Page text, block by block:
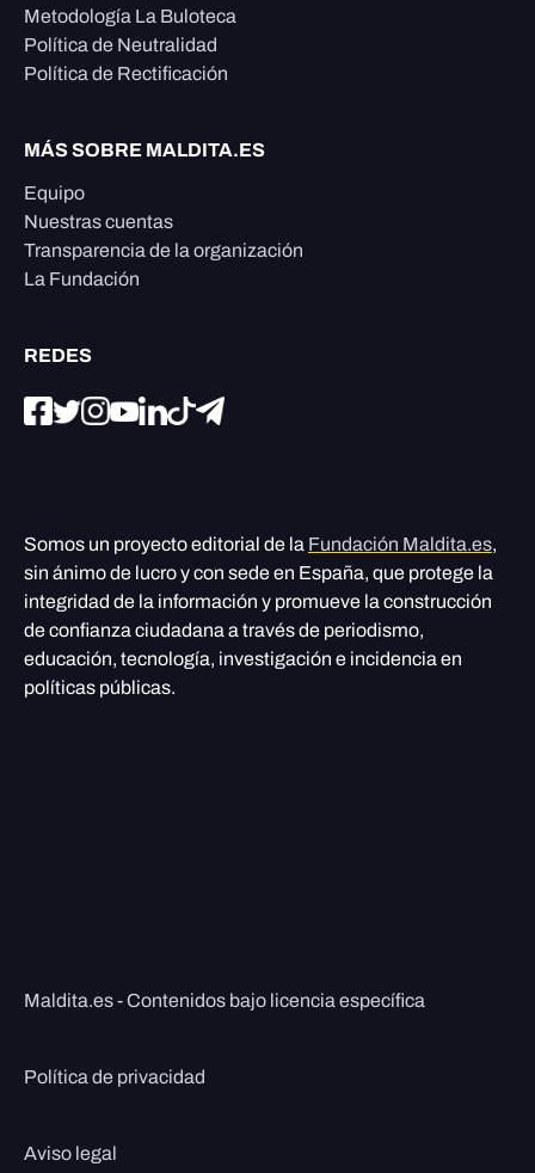
Metodología La Buloteca
Política de Neutralidad
Política de Rectificación
MÁS SOBRE MALDITA.ES
Equipo
Nuestras cuentas
Transparencia de la organización
La Fundación
REDES
Somos un proyecto editorial de la Fundación Maldita.es,
sin ánimo de lucro y con sede en España, que protege la
integridad de la información y promueve la construcción
de confianza ciudadana a través de periodismo,
educación, tecnología, investigación e incidencia en
políticas públicas.
Maldita.es - Contenidos bajo licencia específica
Política de privacidad
Aviso legal